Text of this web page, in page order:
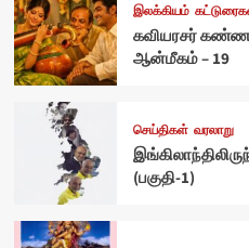
இலக்கியம்
கவியரசர்
ஆன்மீகம் – 19
செய்திகள் வரலாறு
(பகுதி-1)